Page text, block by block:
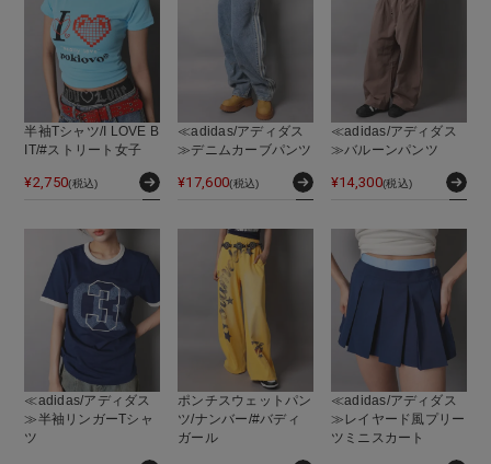
半袖Tシャツ/I LOVE B
IT/#ストリート女子
¥2,750(税込)
≪adidas/アディダス
≫デニムカーブパンツ
¥17,600(税込)
≪adidas/アディダス
≫バルーンパンツ
¥14,300(税込)
≪adidas/アディダス
≫半袖リンガーTシャ
ツ
ポンチスウェットパン
ツ/ナンバー/#バディ
ガール
≪adidas/アディダス
≫レイヤード風プリー
ツミニスカート